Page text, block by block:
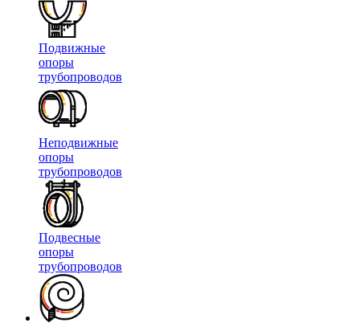
Подвижные
опоры
трубопроводов
Неподвижные
опоры
трубопроводов
Подвесные
опоры
трубопроводов